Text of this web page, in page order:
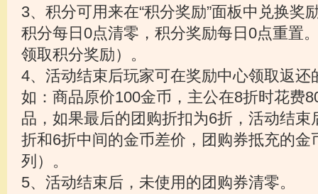
3、积分可用来在“积分奖励”面板中兑换奖
积分每日0点清零，积分奖励每日0点重置
领取积分奖励）。
4、活动结束后玩家可在奖励中心领取返还
如：商品原价100金币，主公在8折时花费
品，如果最后的团购折扣为6折，活动结束
折和6折中间的金币差价，团购券抵充的金
列）。
5、活动结束后，未使用的团购券清零。